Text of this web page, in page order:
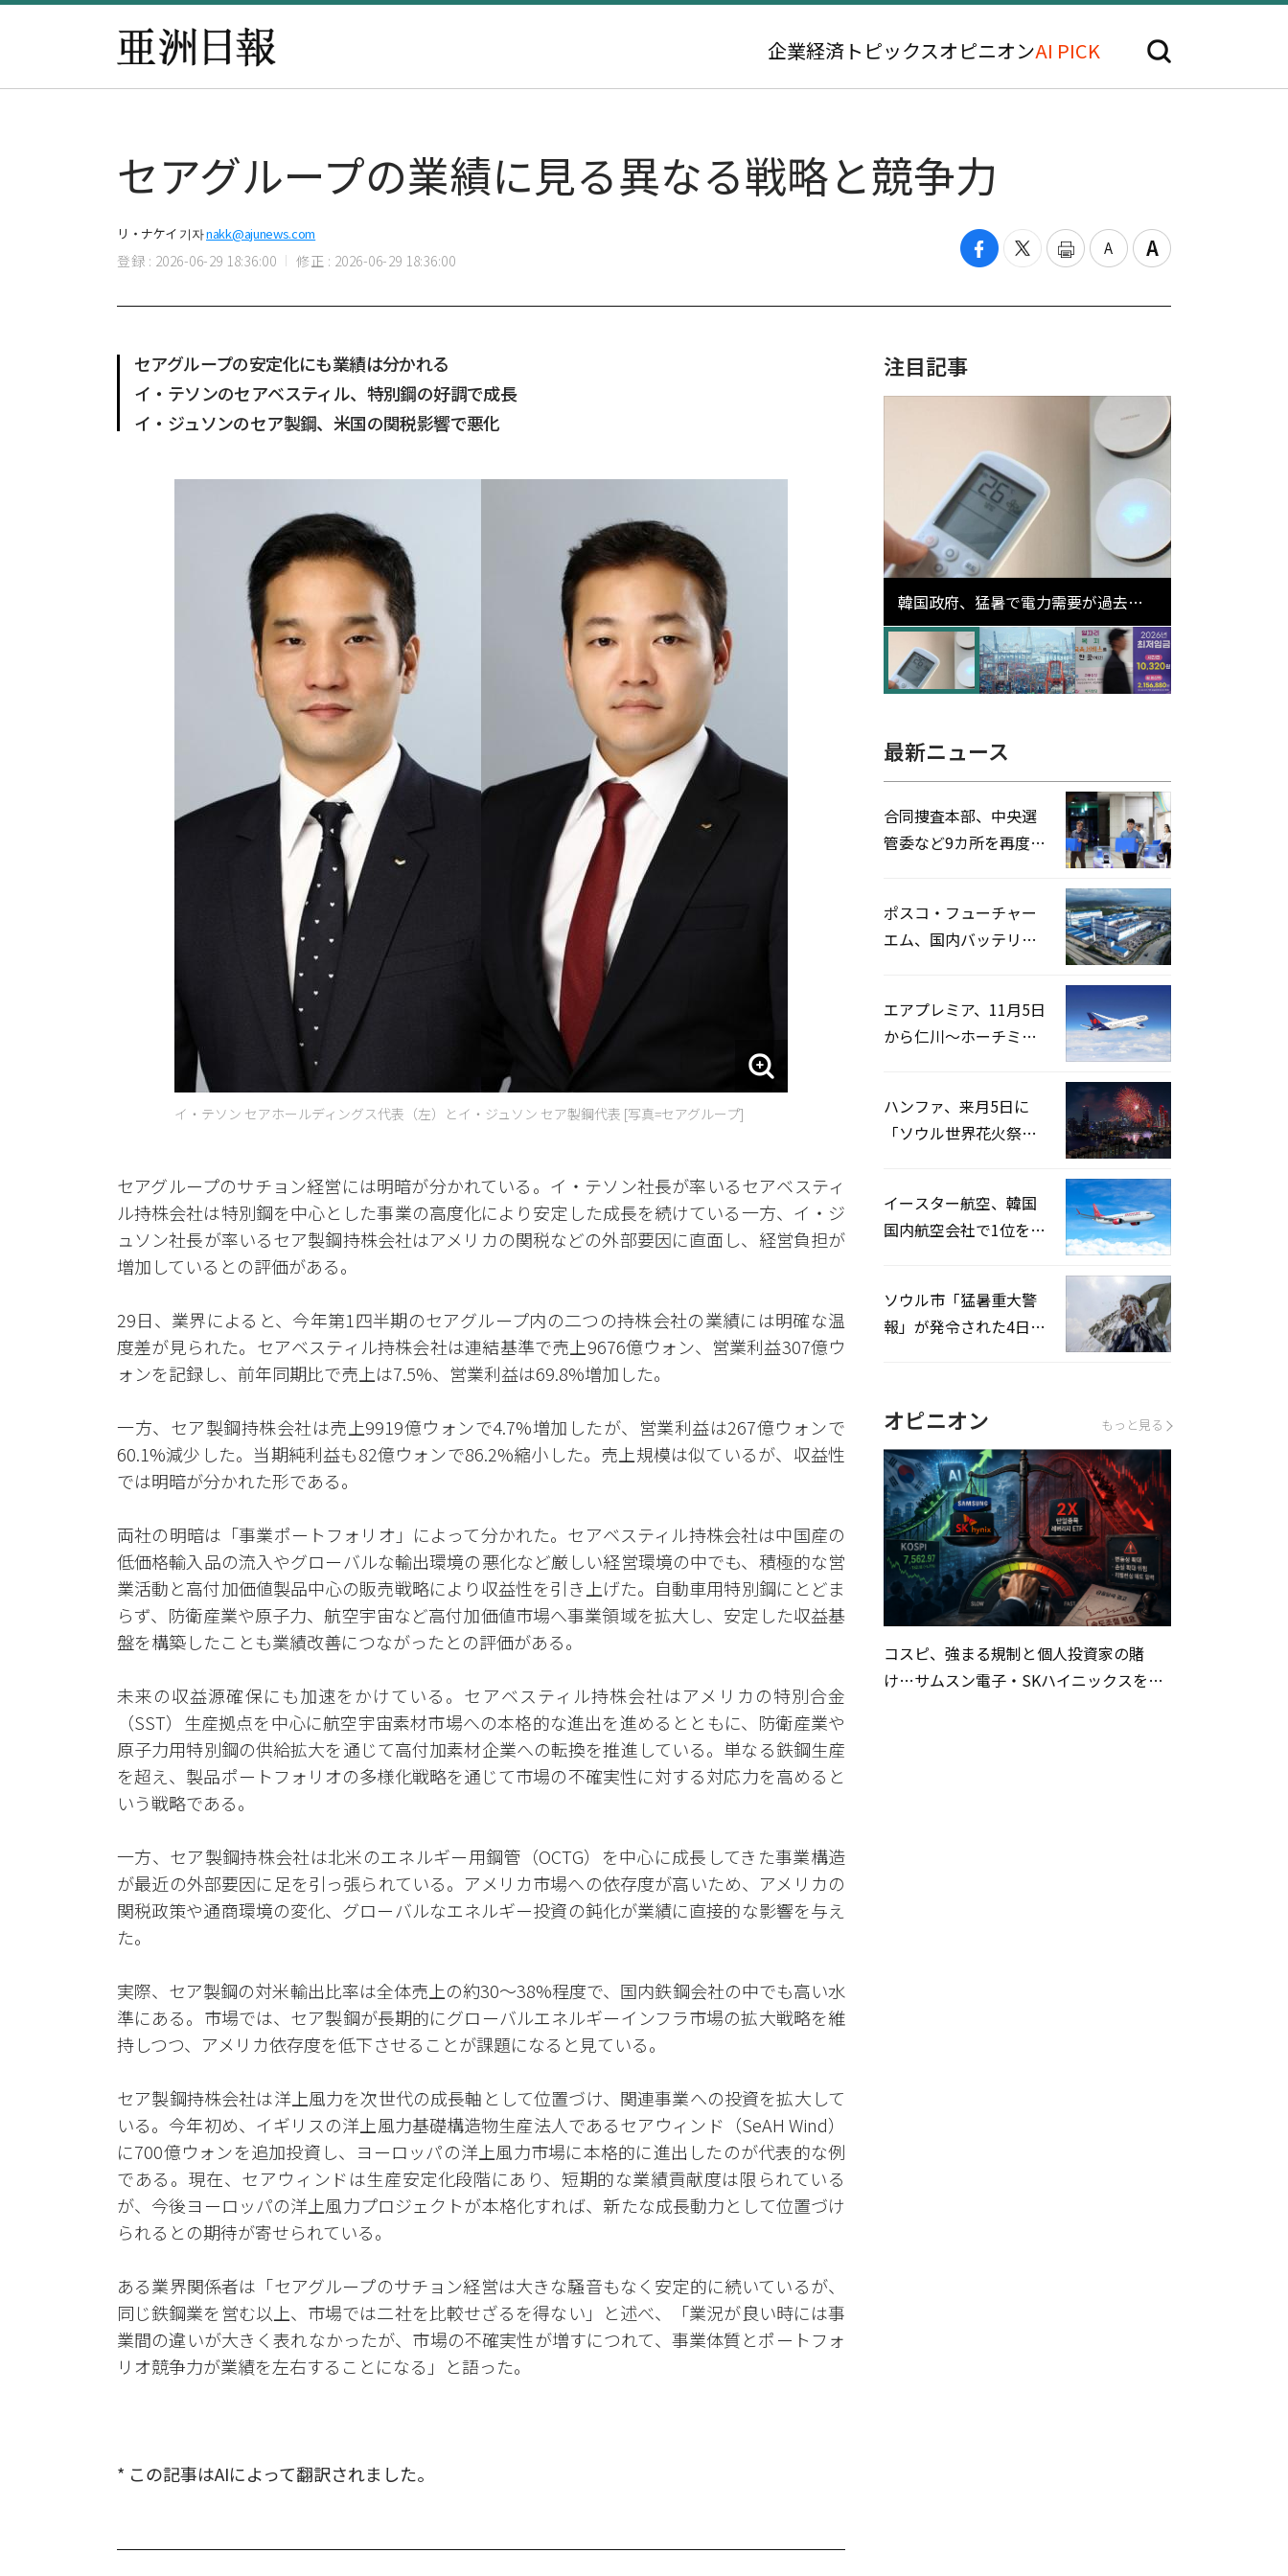
企業経済 トピックスオピニオンAI PICK
セアグループの業績に見る異なる戦略と競争力
リ・ナケイ 기자nakk@ajunews.com
登録 : 2026-06-29 18:36:00 修正 : 2026-06-29 18:36:00
セアグループの安定化にも業績は分かれる
イ・テソンのセアベスティル、特別鋼の好調で成長
イ・ジュソンのセア製鋼、米国の関税影響で悪化
イ・テソン セアホールディングス代表（左）とイ・ジュソン セア製鋼代表 [写真=セアグループ]
セアグループのサチョン経営には明暗が分かれている。イ・テソン社長が率いるセアベスティ
ル持株会社は特別鋼を中心とした事業の高度化により安定した成長を続けている一方、イ・ジ
ュソン社長が率いるセア製鋼持株会社はアメリカの関税などの外部要因に直面し、経営負担が
増加しているとの評価がある。
29日、業界によると、今年第1四半期のセアグループ内の二つの持株会社の業績には明確な温
度差が見られた。セアベスティル持株会社は連結基準で売上9676億ウォン、営業利益307億ウ
ォンを記録し、前年同期比で売上は7.5%、営業利益は69.8%増加した。
一方、セア製鋼持株会社は売上9919億ウォンで4.7%増加したが、営業利益は267億ウォンで
60.1%減少した。当期純利益も82億ウォンで86.2%縮小した。売上規模は似ているが、収益性
では明暗が分かれた形である。
両社の明暗は「事業ポートフォリオ」によって分かれた。セアベスティル持株会社は中国産の
低価格輸入品の流入やグローバルな輸出環境の悪化など厳しい経営環境の中でも、積極的な営
業活動と高付加価値製品中心の販売戦略により収益性を引き上げた。自動車用特別鋼にとどま
らず、防衛産業や原子力、航空宇宙など高付加価値市場へ事業領域を拡大し、安定した収益基
盤を構築したことも業績改善につながったとの評価がある。
未来の収益源確保にも加速をかけている。セアベスティル持株会社はアメリカの特別合金
（SST）生産拠点を中心に航空宇宙素材市場への本格的な進出を進めるとともに、防衛産業や
原子力用特別鋼の供給拡大を通じて高付加素材企業への転換を推進している。単なる鉄鋼生産
を超え、製品ポートフォリオの多様化戦略を通じて市場の不確実性に対する対応力を高めると
いう戦略である。
一方、セア製鋼持株会社は北米のエネルギー用鋼管（OCTG）を中心に成長してきた事業構造
が最近の外部要因に足を引っ張られている。アメリカ市場への依存度が高いため、アメリカの
関税政策や通商環境の変化、グローバルなエネルギー投資の鈍化が業績に直接的な影響を与え
た。
実際、セア製鋼の対米輸出比率は全体売上の約30〜38%程度で、国内鉄鋼会社の中でも高い水
準にある。市場では、セア製鋼が長期的にグローバルエネルギーインフラ市場の拡大戦略を維
持しつつ、アメリカ依存度を低下させることが課題になると見ている。
セア製鋼持株会社は洋上風力を次世代の成長軸として位置づけ、関連事業への投資を拡大して
いる。今年初め、イギリスの洋上風力基礎構造物生産法人であるセアウィンド（SeAH Wind）
に700億ウォンを追加投資し、ヨーロッパの洋上風力市場に本格的に進出したのが代表的な例
である。現在、セアウィンドは生産安定化段階にあり、短期的な業績貢献度は限られている
が、今後ヨーロッパの洋上風力プロジェクトが本格化すれば、新たな成長動力として位置づけ
られるとの期待が寄せられている。
ある業界関係者は「セアグループのサチョン経営は大きな騒音もなく安定的に続いているが、
同じ鉄鋼業を営む以上、市場では二社を比較せざるを得ない」と述べ、「業況が良い時には事
業間の違いが大きく表れなかったが、市場の不確実性が増すにつれて、事業体質とポートフォ
リオ競争力が業績を左右することになる」と語った。
* この記事はAIによって翻訳されました。
注目記事
韓国政府、猛暑で電力需要が過去最
高更新の可能性に需給対応体制を点
検
最新ニュース
合同捜査本部、中央選
管委など9カ所を再度家
ポスコ・フューチャー
エム、国内バッテリー
エアプレミア、11月5日
から仁川〜ホーチミン
ハンファ、来月5日に
「ソウル世界花火祭り
イースター航空、韓国
国内航空会社で1位を記
ソウル市「猛暑重大警
報」が発令された4日、
オピニオン もっと見る
コスピ、強まる規制と個人投資家の賭
け…サムスン電子・SKハイニックスを巡